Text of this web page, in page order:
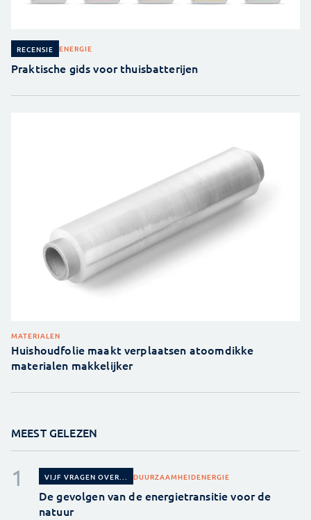
RECENSIE ENERGIE
Praktische gids voor thuisbatterijen
MATERIALEN
Huishoudfolie maakt verplaatsen atoomdikke
materialen makkelijker
MEEST GELEZEN
VIJF VRAGEN OVER... DUURZAAMHEIDENERGIE
De gevolgen van de energietransitie voor de
natuur